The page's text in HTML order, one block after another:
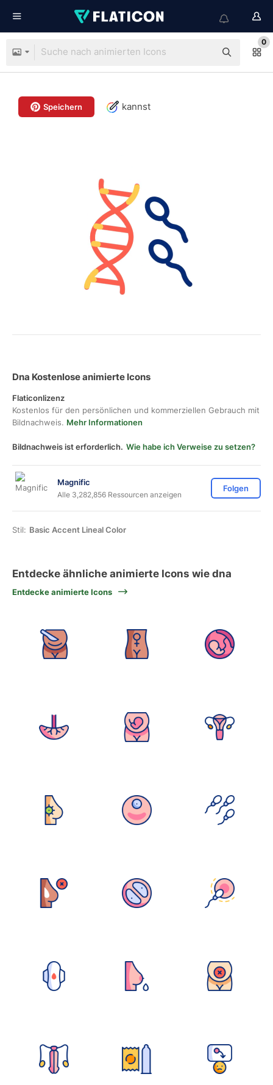
0
Speichern kannst
Dna Kostenlose animierte Icons
Flaticonlizenz
Kostenlos für den persönlichen und kommerziellen Gebrauch mit
Bildnachweis. Mehr Informationen
Bildnachweis ist erforderlich. Wie habe ich Verweise zu setzen?
Magnific
Alle 3,282,856 Ressourcen anzeigen
Folgen
Stil: Basic Accent Lineal Color
Entdecke ähnliche animierte Icons wie dna
Entdecke animierte Icons